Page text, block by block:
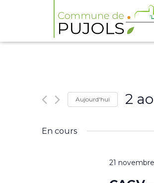
Aujourd'hui 2
une
En cours
21